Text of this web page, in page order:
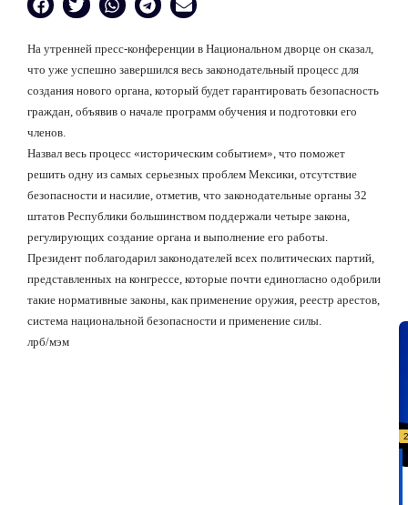
На утренней пресс-конференции в Национальном дворце он сказал,
что уже успешно завершился весь законодательный процесс для
создания нового органа, который будет гарантировать безопасность
граждан, объявив о начале программ обучения и подготовки его
членов.
Назвал весь процесс «историческим событием», что поможет
решить одну из самых серьезных проблем Мексики, отсутствие
безопасности и насилие, отметив, что законодательные органы 32
штатов Республики большинством поддержали четыре закона,
регулирующих создание органа и выполнение его работы.
Президент поблагодарил законодателей всех политических партий,
представленных на конгрессе, которые почти единогласно одобрили
такие нормативные законы, как применение оружия, реестр арестов,
система национальной безопасности и применение силы.
лрб/мэм